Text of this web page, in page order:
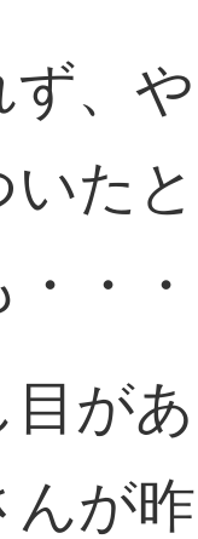
、
いた
・・
が
んが